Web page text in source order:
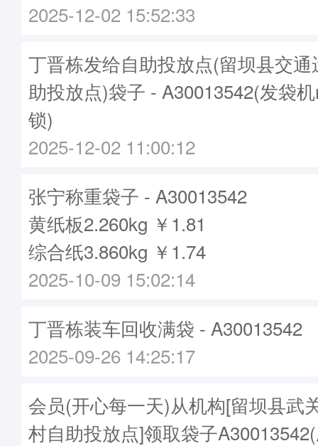
2025-12-02 15:52:33
丁晋栋发给自助投放点(留坝县交
助投放点)袋子 - A30013542(发袋
锁)
2025-12-02 11:00:12
张宁称重袋子 - A30013542
黄纸板2.260kg ￥1.81
综合纸3.860kg ￥1.74
2025-10-09 15:02:14
丁晋栋装车回收满袋 - A30013542
2025-09-26 14:25:17
会员(开心每一天)从机构[留坝县武
村自助投放点]领取袋子